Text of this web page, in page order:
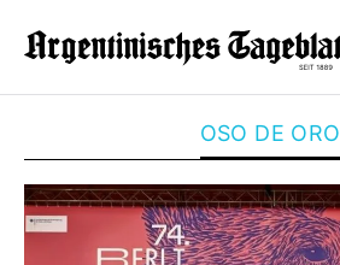
OSO DE ORO